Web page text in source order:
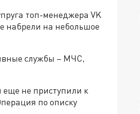
топ-менеджера VK
набрели на небольшое
службы – МЧС,
не приступили к
по описку